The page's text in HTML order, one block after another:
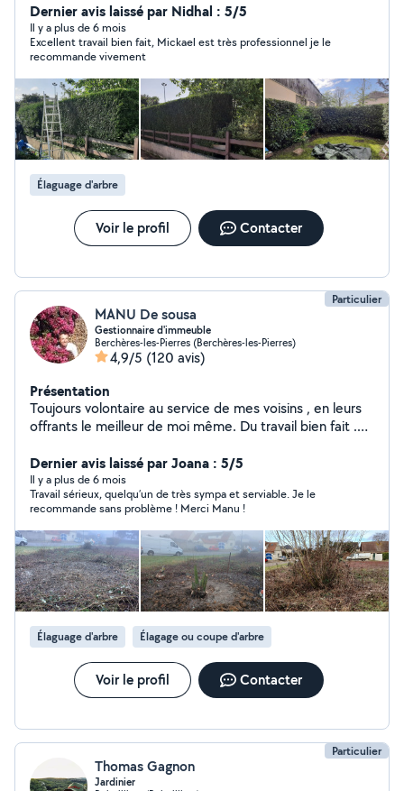
à base pression, anti-mousse , hydrofuge.. Vérification
d'infiltration d'eau sur toiture entretien cour de jardin,
dalle béton .. travaux de maçonnerie, petit travaux de
maçonnerie nettoyage de gouttières en tout genre , alu
, zing , pvc , cuivre ... réalisation de travaux en espace
vert sur parc et jardin , taille de haie , élagage, ététage,
abattage, taille d'arbre fruitier, évacuation des déchets,
désherbage...
Dernier avis laissé par Nidhal : 5/5
Il y a plus de 6 mois
Excellent travail bien fait, Mickael est très professionnel je le
recommande vivement
Élaguage d'arbre
Voir le profil Contacter
Particulier
MANU De sousa
Gestionnaire d'immeuble
Berchères-les-Pierres (Berchères-les-Pierres)
4,9/5 (120 avis)
Présentation
Toujours volontaire au service de mes voisins , en leurs
offrants le meilleur de moi même. Du travail bien fait .
Cordialement.A bientôt.
Dernier avis laissé par Joana : 5/5
Il y a plus de 6 mois
Travail sérieux, quelqu’un de très sympa et serviable. Je le
recommande sans problème ! Merci Manu !
Élaguage d'arbre Élagage ou coupe d'arbre
Voir le profil Contacter
Particulier
Thomas Gagnon
Jardinier